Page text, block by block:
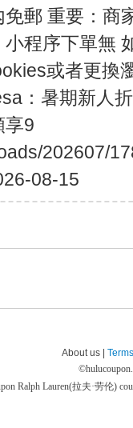
郵 重要：商
程序下單無
或者更換
：暑期新人
享9
202607/
08-15
About us |
©
Ralph Lauren(拉夫·劳伦)